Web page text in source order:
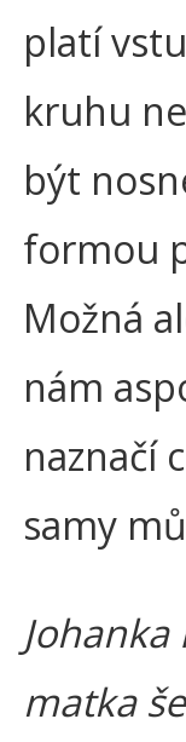
platí
kruhu
být
formou
Možná
nám
naznačí
samy
matka